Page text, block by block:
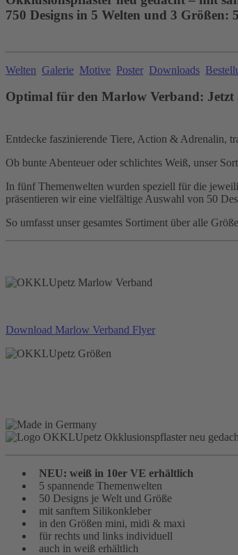
750 Designs in 5 Welten und 3 Größen:
Welten Galerie Motive Poster Downloads
Optimal für den Marlow Verband: Jetzt
Entdecke faszinierende Tiere, Action & Adrenalin,
Ob bunte Abenteuer oder schlichtes Weiß, unser
In fünf Themenwelten wurden speziell für die
präsentieren wir eine vielfältige Auswahl von 50
So umfasst unser gesamtes Sortiment über alle
Download Marlow Verband Flyer
NEU: weiß in 10er VE erhältlich
5 spannende Themenwelten
50 Designs je Welt und Größe
mit sanftem Silikonkleber
in den Größen mini, midi & maxi
für rechts und links individuell
auch in weiß erhältlich